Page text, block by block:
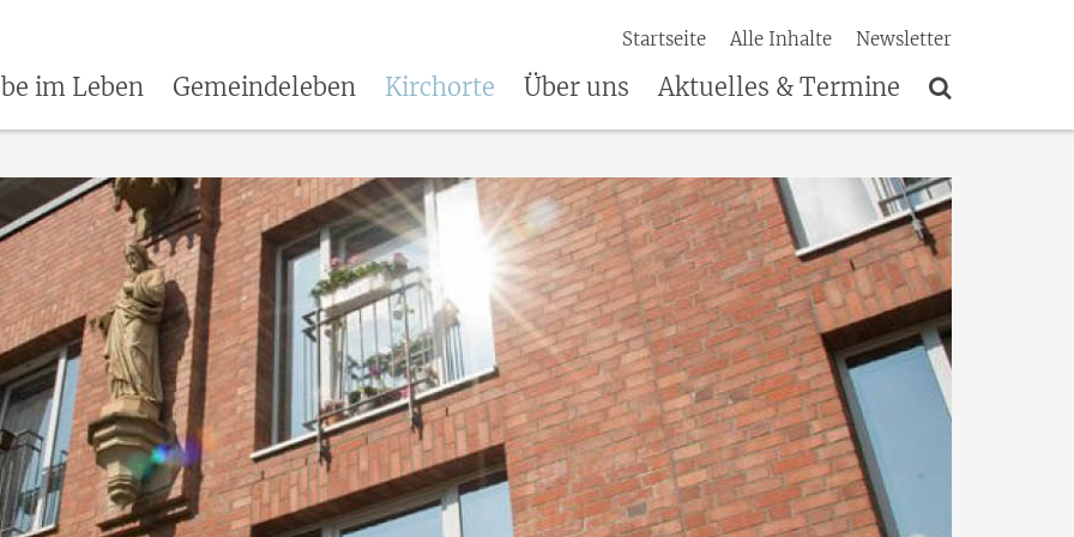
Startseite
Alle Inhalte Newsletter
im Leben Gemeindeleben Kirchorte Über uns Aktuelles & Termine